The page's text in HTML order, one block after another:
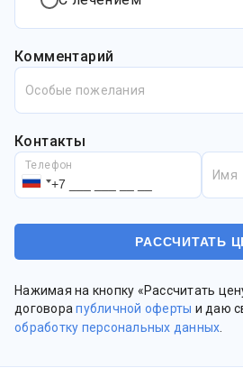
Комментарий
Особые пожелания
Контакты
Телефон
Имя
Нажимая на кнопку «Рассчитать
договорапубличной оферты и даю
обработку персональных данных